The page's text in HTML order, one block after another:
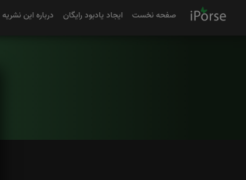
صفحه نخست ایجاد یادبود رایگان درباره این نشریه